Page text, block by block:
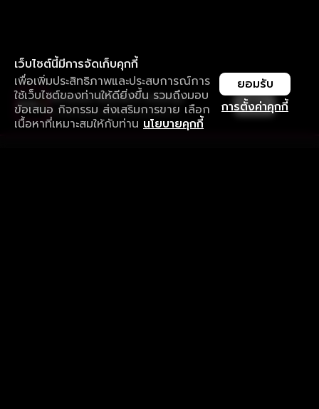
เว็บไซต์นี้มีการจัดเก็บคุกกี้
เพื่อเพิ่มประสิทธิภาพและประสบการณ์การ
ใช้เว็บไซต์ของท่านให้ดียิ่งขึ้น รวมถึงมอบ
ข้อเสนอ กิจกรรม ส่งเสริมการขาย เลือก
เนื้อหาที่เหมาะสมให้กับท่าน นโยบายคุกกี้
การตั้งค่าคุกกี้
ยอมรับ
ใช้งานแอป ลื่นไหลกว่า ไม่มีสะดุด
ดาวน์โหลดแอปเพื่อการรับชมที่ดีกว่า เปิด